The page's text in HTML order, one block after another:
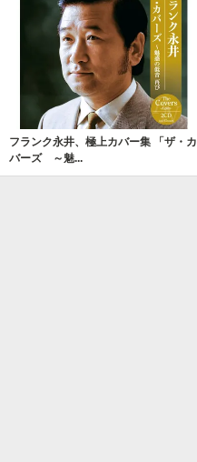
フランク永井、極上カバー集 「ザ・カ
バーズ ～魅...